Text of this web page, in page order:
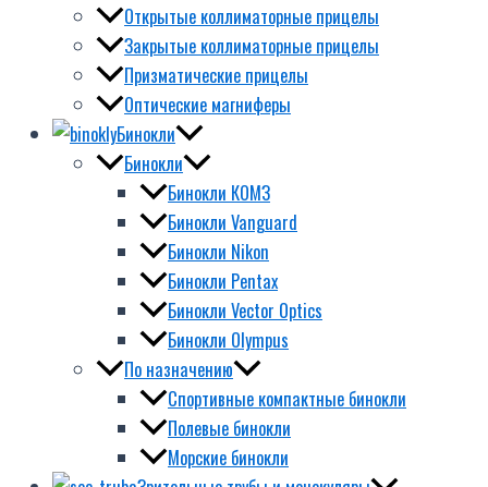
Открытые коллиматорные прицелы
Закрытые коллиматорные прицелы
Призматические прицелы
Оптические магниферы
Бинокли
Бинокли
Бинокли КОМЗ
Бинокли Vanguard
Бинокли Nikon
Бинокли Pentax
Бинокли Vector Optics
Бинокли Olympus
По назначению
Спортивные компактные бинокли
Полевые бинокли
Морские бинокли